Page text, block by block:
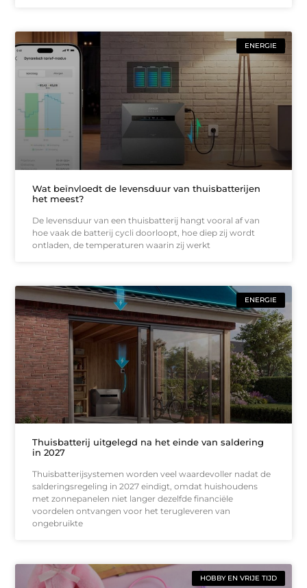
ENERGIE
Wat beïnvloedt de levensduur van thuisbatterijen
het meest?
De levensduur van een thuisbatterij hangt vooral af van
hoe vaak de batterij cycli doorloopt, hoe diep zij wordt
ontladen, de temperaturen waarin zij werkt
ENERGIE
Thuisbatterij uitgelegd na het einde van saldering
in 2027
Thuisbatterijsystemen worden veel waardevoller nadat de
salderingsregeling in 2027 eindigt, omdat huishoudens
met zonnepanelen niet langer dezelfde financiële
voordelen ontvangen voor het terugleveren van
ongebruikte
HOBBY EN VRIJE TIJD